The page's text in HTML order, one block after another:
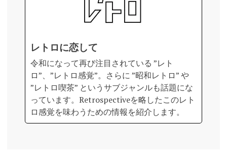
レトロに恋して
令和になって再び注目されている ”レト
ロ”、”レトロ感覚”。さらに ”昭和レトロ” や
”レトロ喫茶” というサブジャンルも話題にな
っています。Retrospectiveを略したこのレト
ロ感覚を味わうための情報を紹介します。